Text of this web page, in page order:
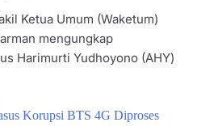
Ketua Umum (Waketum)
mengungkap
Harimurti Yudhoyono (AHY)